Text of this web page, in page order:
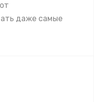
даже самые